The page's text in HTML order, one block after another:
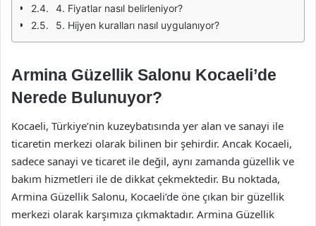
4. Fiyatlar nasıl belirleniyor?
5. Hijyen kuralları nasıl uygulanıyor?
Armina Güzellik Salonu Kocaeli’de
Nerede Bulunuyor?
Kocaeli, Türkiye’nin kuzeybatısında yer alan ve sanayi ile
ticaretin merkezi olarak bilinen bir şehirdir. Ancak Kocaeli,
sadece sanayi ve ticaret ile değil, aynı zamanda güzellik ve
bakım hizmetleri ile de dikkat çekmektedir. Bu noktada,
Armina Güzellik Salonu, Kocaeli’de öne çıkan bir güzellik
merkezi olarak karşımıza çıkmaktadır. Armina Güzellik